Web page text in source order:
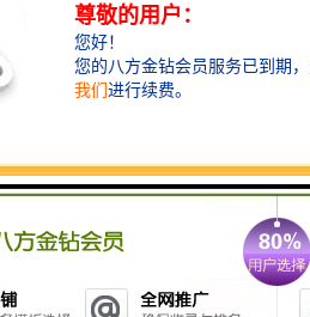
安全性有三个方面：一是对机械
机械发生意外故障或被损坏；二
性，以防止操作人员在作业中受
的安全性，以防止机械在作业时
都很重要，特别是对人的伤害问